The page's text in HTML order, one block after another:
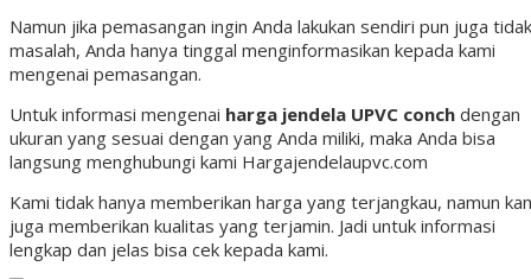
Namun jika pemasangan ingin Anda lakukan sendiri pun juga tidak
masalah, Anda hanya tinggal menginformasikan kepada kami
mengenai pemasangan.
Untuk informasi mengenai harga jendela UPVC conch dengan
ukuran yang sesuai dengan yang Anda miliki, maka Anda bisa
langsung menghubungi kami Hargajendelaupvc.com
Kami tidak hanya memberikan harga yang terjangkau, namun
juga memberikan kualitas yang terjamin. Jadi untuk informasi
lengkap dan jelas bisa cek kepada kami.